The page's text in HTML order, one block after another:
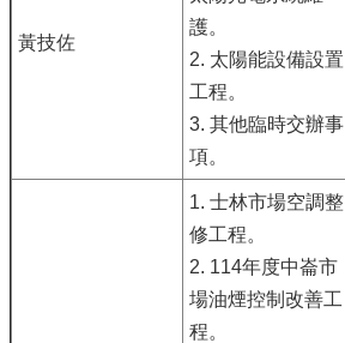
黃技佐
護。
2. 太陽能設備設置
工程。
3. 其他臨時交辦事
項。
1. 士林市場空調整
修工程。
2. 114年度中崙市
場油煙控制改善工
程。